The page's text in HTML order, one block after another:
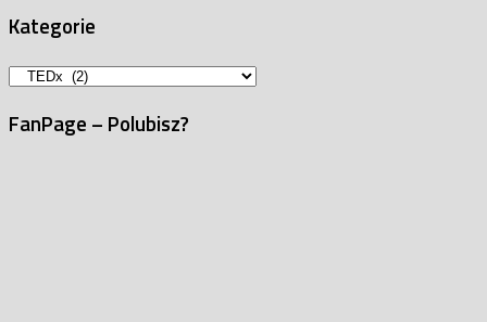
Kategorie
Kategorie
FanPage – Polubisz?